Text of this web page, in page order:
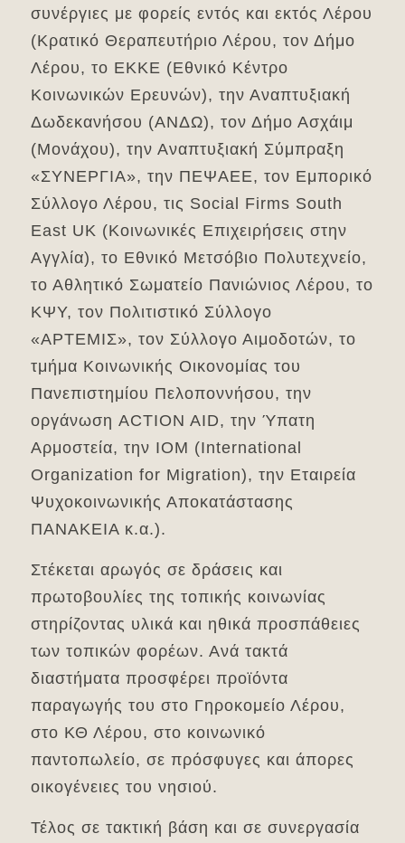
συνέργιες με φορείς εντός και εκτός Λέρου
(Κρατικό Θεραπευτήριο Λέρου, τον Δήμο
Λέρου, το ΕΚΚΕ (Εθνικό Κέντρο
Κοινωνικών Ερευνών), την Αναπτυξιακή
Δωδεκανήσου (ΑΝΔΩ), τον Δήμο Ασχάιμ
(Μονάχου), την Αναπτυξιακή Σύμπραξη
«ΣΥΝΕΡΓΙΑ», την ΠΕΨΑΕΕ, τον Εμπορικό
Σύλλογο Λέρου, τις Social Firms South
East UK (Κοινωνικές Επιχειρήσεις στην
Αγγλία), το Εθνικό Μετσόβιο Πολυτεχνείο,
το Αθλητικό Σωματείο Πανιώνιος Λέρου, το
ΚΨΥ, τον Πολιτιστικό Σύλλογο
«ΑΡΤΕΜΙΣ», τον Σύλλογο Αιμοδοτών, το
τμήμα Κοινωνικής Οικονομίας του
Πανεπιστημίου Πελοποννήσου, την
οργάνωση ACTION AID, την Ύπατη
Αρμοστεία, την ΙΟΜ (International
Organization for Migration), την Εταιρεία
Ψυχοκοινωνικής Αποκατάστασης
ΠΑΝΑΚΕΙΑ κ.α.).
Στέκεται αρωγός σε δράσεις και
πρωτοβουλίες της τοπικής κοινωνίας
στηρίζοντας υλικά και ηθικά προσπάθειες
των τοπικών φορέων. Ανά τακτά
διαστήματα προσφέρει προϊόντα
παραγωγής του στο Γηροκομείο Λέρου,
στο ΚΘ Λέρου, στο κοινωνικό
παντοπωλείο, σε πρόσφυγες και άπορες
οικογένειες του νησιού.
Τέλος σε τακτική βάση και σε συνεργασία